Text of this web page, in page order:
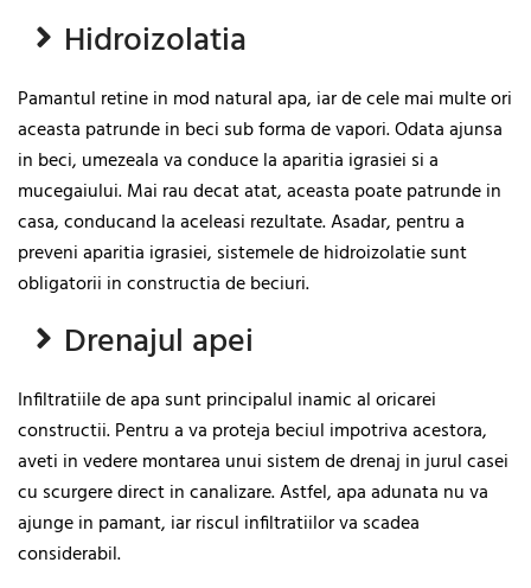
Hidroizolatia
Pamantul retine in mod natural apa, iar de cele mai multe ori
aceasta patrunde in beci sub forma de vapori. Odata ajunsa
in beci, umezeala va conduce la aparitia igrasiei si a
mucegaiului. Mai rau decat atat, aceasta poate patrunde in
casa, conducand la aceleasi rezultate. Asadar, pentru a
preveni aparitia igrasiei, sistemele de hidroizolatie sunt
obligatorii in constructia de beciuri.
Drenajul apei
Infiltratiile de apa sunt principalul inamic al oricarei
constructii. Pentru a va proteja beciul impotriva acestora,
aveti in vedere montarea unui sistem de drenaj in jurul casei
cu scurgere direct in canalizare. Astfel, apa adunata nu va
ajunge in pamant, iar riscul infiltratiilor va scadea
considerabil.